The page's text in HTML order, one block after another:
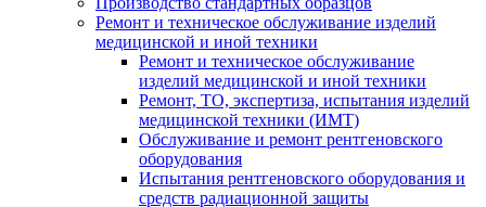
Ремонт и техническое обслуживание изделий
медицинской и иной техники
Ремонт и техническое обслуживание
изделий медицинской и иной техники
Ремонт, ТО, экспертиза, испытания изделий
медицинской техники (ИМТ)
Обслуживание и ремонт рентгеновского
оборудования
Испытания рентгеновского оборудования и
средств радиационной защиты